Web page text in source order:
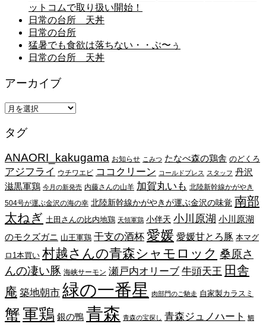
ットコムで取り扱い開始！
日常の台所 天丼
日常の台所
猛暑でも食欲は落ちない・・ぶ〜ぅ
日常の台所 天丼
アーカイブ
ア
カ
ブ
タグ
ANAORI_kakugama お知らせ こみつ たなべ森の鶏舎 のどくろ
アジフライ ウチワエビ ココクリーン コールドプレス スタッフ 丹沢
滋黒軍鶏 今月の新発売 内藤さんの山羊 加賀丸いも 北陸新幹線かがやき
504号が運ぶ金沢の海の幸 北陸新幹線かがやきが運ぶ金沢の味覚 南部
太ねぎ 土田さんの比内地鶏 天領軍鶏 小伴天 小川原湖 小川原湖
のモクズガニ 山王軍鶏 干支の酒杯 愛媛 愛媛甘とろ豚 本マグ
ロ1本買い 村越さんの青森シャモロック 桑原さ
んの凄い豚 海峡サーモン 瀬戸内オリーブ 牛頭天王 田舎
庵 築地朝市 緑の一番星 肉部門のご馳走 自家製カラスミ
蟹軍鶏 銀の鴨 青森 青森の宝探し 青森ジュノハート 鯛